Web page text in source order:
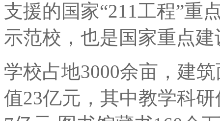
支援的国家“211工程”重
示范校，也是国家重点
学校占地3000余亩，建
值23亿元，其中教学科